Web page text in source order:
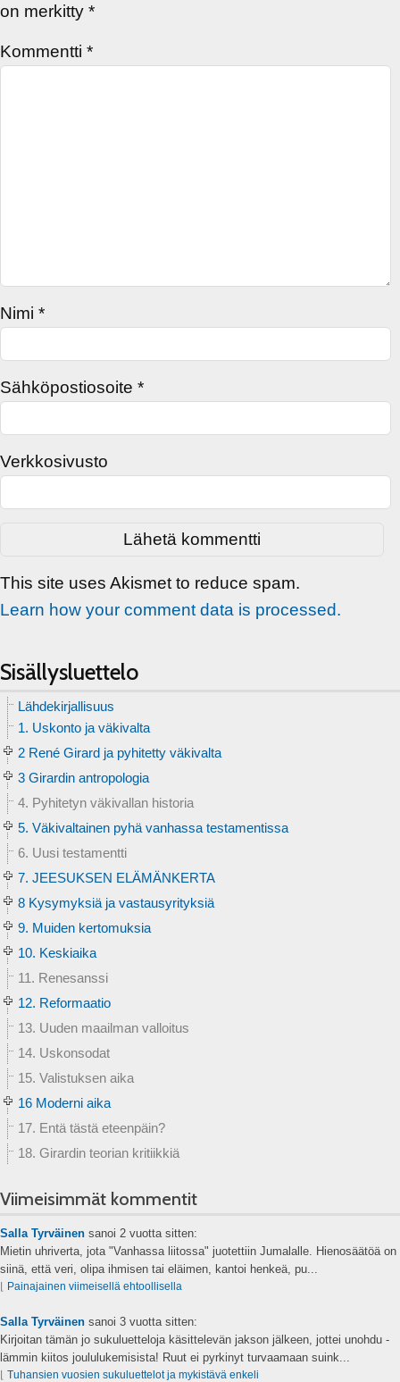
on merkitty *
Kommentti *
Nimi *
Sähköpostiosoite *
Verkkosivusto
This site uses Akismet to reduce spam.
Learn how your comment data is processed.
Sisällysluettelo
Lähdekirjallisuus
1. Uskonto ja väkivalta
2 René Girard ja pyhitetty väkivalta
3 Girardin antropologia
4. Pyhitetyn väkivallan historia
5. Väkivaltainen pyhä vanhassa testamentissa
6. Uusi testamentti
7. JEESUKSEN ELÄMÄNKERTA
8 Kysymyksiä ja vastausyrityksiä
9. Muiden kertomuksia
10. Keskiaika
11. Renesanssi
12. Reformaatio
13. Uuden maailman valloitus
14. Uskonsodat
15. Valistuksen aika
16 Moderni aika
17. Entä tästä eteenpäin?
18. Girardin teorian kritiikkiä
Viimeisimmät kommentit
Salla Tyrväinen sanoi 2 vuotta sitten:
Mietin uhriverta, jota "Vanhassa liitossa" juotettiin Jumalalle. Hienosäätöä on
siinä, että veri, olipa ihmisen tai eläimen, kantoi henkeä, pu...
⌊ Painajainen viimeisellä ehtoollisella
Salla Tyrväinen sanoi 3 vuotta sitten:
Kirjoitan tämän jo sukuluetteloja käsittelevän jakson jälkeen, jottei unohdu -
lämmin kiitos joululukemisista! Ruut ei pyrkinyt turvaamaan suink...
⌊ Tuhansien vuosien sukuluettelot ja mykistävä enkeli